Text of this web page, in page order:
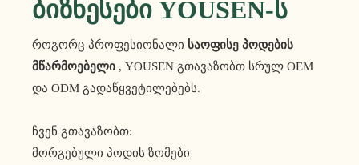
Ბიზნესები YOUSEN-Ს
როგორც პროფესიონალი საოფისე პოდების
მწარმოებელი , YOUSEN გთავაზობთ სრულ OEM
და ODM გადაწყვეტილებებს.
ჩვენ გთავაზობთ:
მორგებული პოდის ზომები